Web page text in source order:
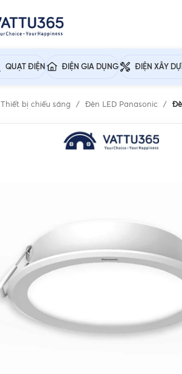
QUẠT ĐIỆN ĐIỆN GIA DỤNG ĐIỆN XÂY
Thiết bị chiếu sáng Đèn LED Panasonic